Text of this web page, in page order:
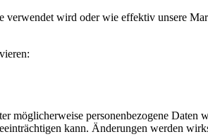
verwendet wird oder wie effektiv unsere
möglicherweise personenbezogene Daten
kann. Änderungen werden